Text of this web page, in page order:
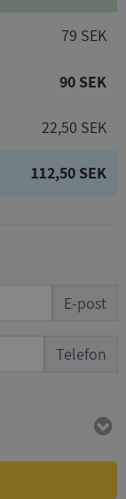
79 SEK
90 SEK
22,50 SEK
112,50 SEK
E-post
Telefon